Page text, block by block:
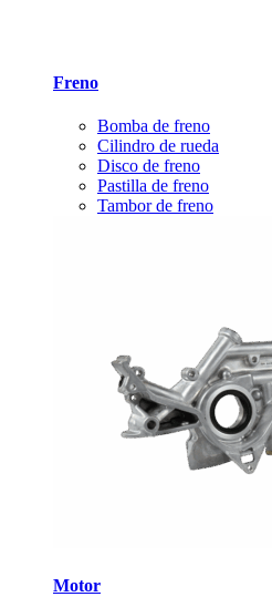
Freno
Bomba de freno
Cilindro de rueda
Disco de freno
Pastilla de freno
Tambor de freno
Motor